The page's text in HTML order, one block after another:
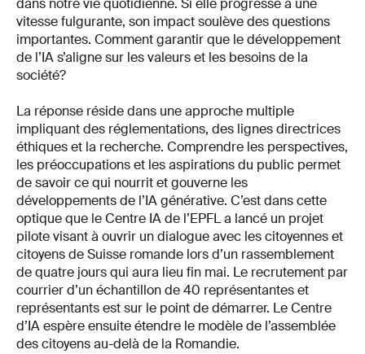
dans notre vie quotidienne. Si elle progresse à une
vitesse fulgurante, son impact soulève des questions
importantes. Comment garantir que le développement
de l’IA s’aligne sur les valeurs et les besoins de la
société?
La réponse réside dans une approche multiple
impliquant des réglementations, des lignes directrices
éthiques et la recherche. Comprendre les perspectives,
les préoccupations et les aspirations du public permet
de savoir ce qui nourrit et gouverne les
développements de l’IA générative. C’est dans cette
optique que le Centre IA de l’EPFL a lancé un projet
pilote visant à ouvrir un dialogue avec les citoyennes et
citoyens de Suisse romande lors d’un rassemblement
de quatre jours qui aura lieu fin mai. Le recrutement par
courrier d’un échantillon de 40 représentantes et
représentants est sur le point de démarrer. Le Centre
d’IA espère ensuite étendre le modèle de l’assemblée
des citoyens au-delà de la Romandie.